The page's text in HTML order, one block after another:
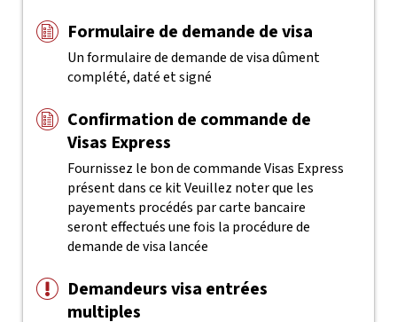
Formulaire de demande de visa
Un formulaire de demande de visa dûment
complété, daté et signé
Confirmation de commande de
Visas Express
Fournissez le bon de commande Visas Express
présent dans ce kitVeuillez noter que les
payements procédés par carte bancaire
seront effectués une fois la procédure de
demande de visa lancée
Demandeurs visa entrées
multiples